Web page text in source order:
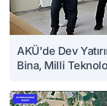
AKÜ'de Dev
Bina, Milli